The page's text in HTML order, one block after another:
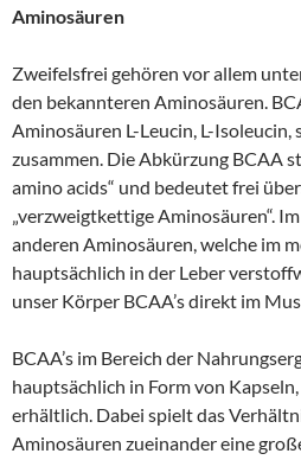
Aminosäuren
Zweifelsfrei gehören vor allem
den bekannteren Aminosäuren.
Aminosäuren L-Leucin, L-Isoleucin,
zusammen. Die Abkürzung BCAA
amino acids“ und bedeutet frei
„verzweigtkettige Aminosäuren“.
anderen Aminosäuren, welche im
hauptsächlich in der Leber
unser Körper BCAA’s direkt im
BCAA’s im Bereich der
hauptsächlich in Form von
erhältlich. Dabei spielt das
Aminosäuren zueinander eine